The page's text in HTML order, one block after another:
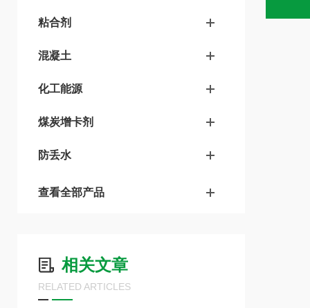
粘合剂
混凝土
化工能源
煤炭增卡剂
防丢水
查看全部产品
相关文章
RELATED ARTICLES